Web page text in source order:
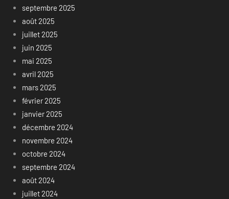
septembre 2025
août 2025
juillet 2025
juin 2025
mai 2025
avril 2025
mars 2025
février 2025
janvier 2025
décembre 2024
novembre 2024
octobre 2024
septembre 2024
août 2024
juillet 2024